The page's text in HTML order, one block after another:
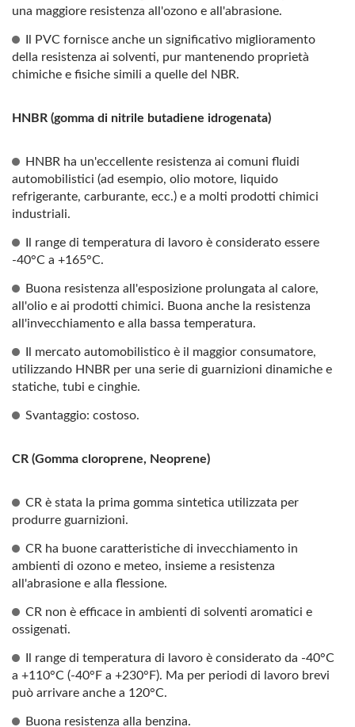
una maggiore resistenza all'ozono e all'abrasione.
Il PVC fornisce anche un significativo miglioramento
della resistenza ai solventi, pur mantenendo proprietà
chimiche e fisiche simili a quelle del NBR.
HNBR (gomma di nitrile butadiene idrogenata)
HNBR ha un'eccellente resistenza ai comuni fluidi
automobilistici (ad esempio, olio motore, liquido
refrigerante, carburante, ecc.) e a molti prodotti chimici
industriali.
Il range di temperatura di lavoro è considerato essere
-40°C a +165°C.
Buona resistenza all'esposizione prolungata al calore,
all'olio e ai prodotti chimici. Buona anche la resistenza
all'invecchiamento e alla bassa temperatura.
Il mercato automobilistico è il maggior consumatore,
utilizzando HNBR per una serie di guarnizioni dinamiche e
statiche, tubi e cinghie.
Svantaggio: costoso.
CR (Gomma cloroprene, Neoprene)
CR è stata la prima gomma sintetica utilizzata per
produrre guarnizioni.
CR ha buone caratteristiche di invecchiamento in
ambienti di ozono e meteo, insieme a resistenza
all'abrasione e alla flessione.
CR non è efficace in ambienti di solventi aromatici e
ossigenati.
Il range di temperatura di lavoro è considerato da -40°C
a +110°C (-40°F a +230°F). Ma per periodi di lavoro brevi
può arrivare anche a 120°C.
Buona resistenza alla benzina.